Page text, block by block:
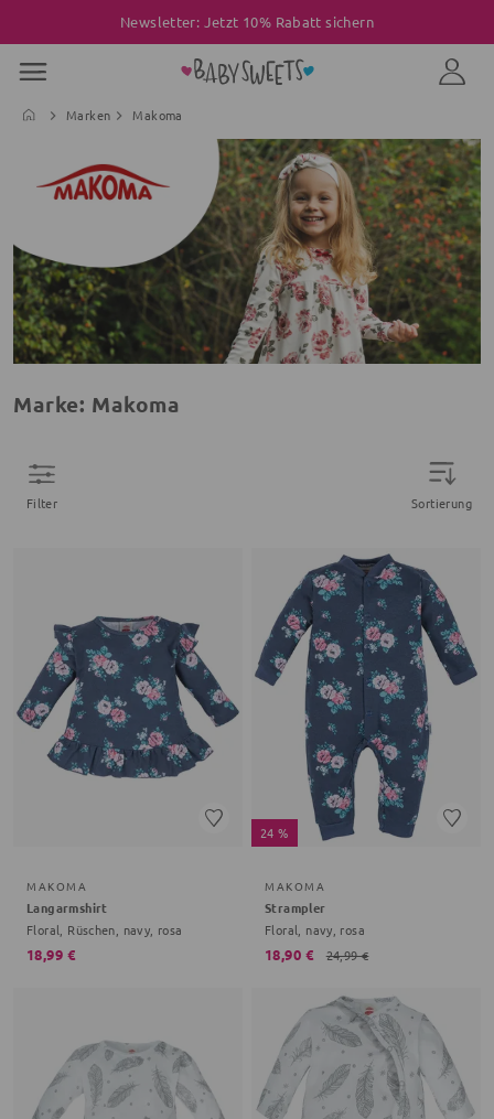
Newsletter: Jetzt 10% Rabatt sichern
Marken Makoma
Marke: Makoma
Filter Sortierung
MAKOMA
Langarmshirt
Floral, Rüschen, navy, rosa
18,99 €
24 %
MAKOMA
Strampler
Floral, navy, rosa
18,90 € 24,99 €